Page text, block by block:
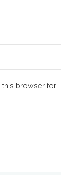
this browser for